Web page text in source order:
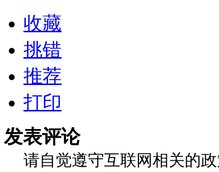
收藏
挑错
推荐
打印
发表评论
请自觉遵守互联网相关的